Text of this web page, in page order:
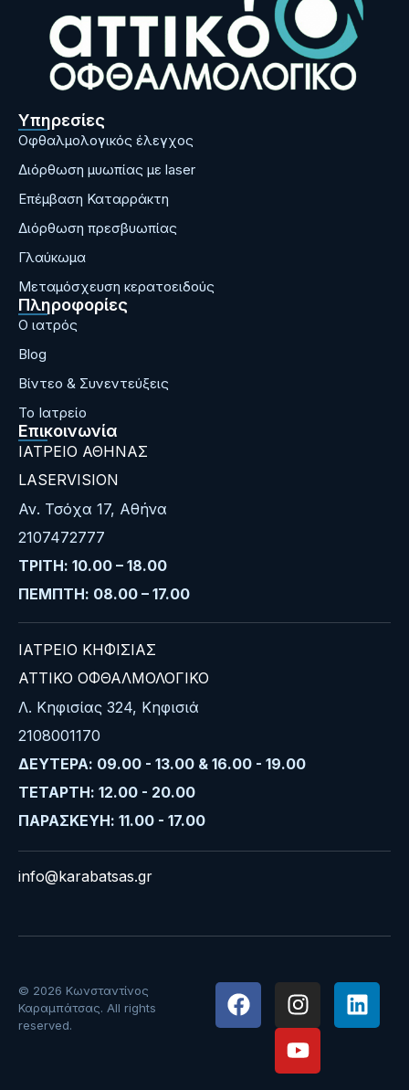
Υπηρεσίες
Οφθαλμολογικός έλεγχος
Διόρθωση μυωπίας με laser
Επέμβαση Καταρράκτη
Διόρθωση πρεσβυωπίας
Γλαύκωμα
Μεταμόσχευση κερατοειδούς
Πληροφορίες
Ο ιατρός
Blog
Bίντεο & Συνεντεύξεις
Το Ιατρείο
Επικοινωνία
ΙΑΤΡΕΙΟ ΑΘΗΝΑΣ
LASERVISION
Αν. Τσόχα 17, Αθήνα
2107472777
ΤΡΙΤΗ: 10.00 – 18.00
ΠΕΜΠΤΗ: 08.00 – 17.00
ΙΑΤΡΕΙΟ ΚΗΦΙΣΙΑΣ
ΑΤΤΙΚΟ ΟΦΘΑΛΜΟΛΟΓΙΚΟ
Λ. Κηφισίας 324, Κηφισιά
2108001170
ΔΕΥΤΕΡΑ: 09.00 - 13.00 & 16.00 - 19.00
ΤΕΤΑΡΤΗ: 12.00 - 20.00
ΠΑΡΑΣΚΕΥΗ: 11.00 - 17.00
info@karabatsas.gr
© 2026 Κωνσταντίνος
Καραμπάτσας. All rights
reserved.